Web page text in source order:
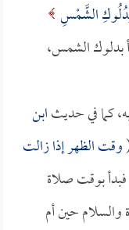
الشَّمْسِ
بدلوك الشمس،
كما في حديثابن
وقت الظهر إذا زالت
بوقت صلاة
والسلام حين أم